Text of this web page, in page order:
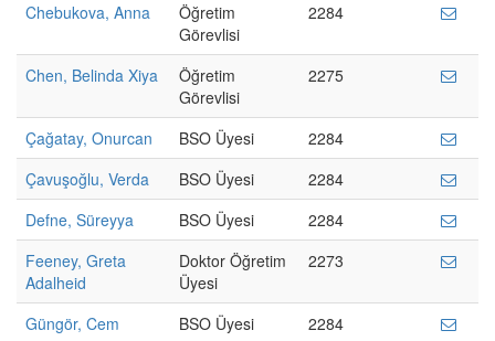
Chebukova, Anna
Öğretim
Görevlisi
2284
Chen, Belinda Xiya
Öğretim
Görevlisi
2275
Çağatay, Onurcan BSO Üyesi
2284
Çavuşoğlu, Verda
BSO Üyesi
2284
Defne, Süreyya
BSO Üyesi
2284
Feeney, Greta
Adalheid
Doktor Öğretim
Üyesi
2273
Güngör, Cem BSO Üyesi 2284